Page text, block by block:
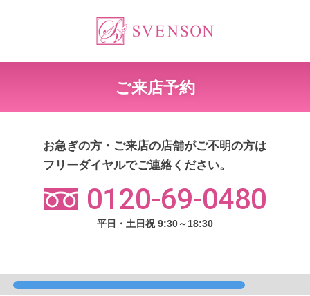
ご来店予約
お急ぎの方・ご来店の店舗がご不明の方は
フリーダイヤルでご連絡ください。
0120-69-0480
平日・土日祝 9:30～18:30